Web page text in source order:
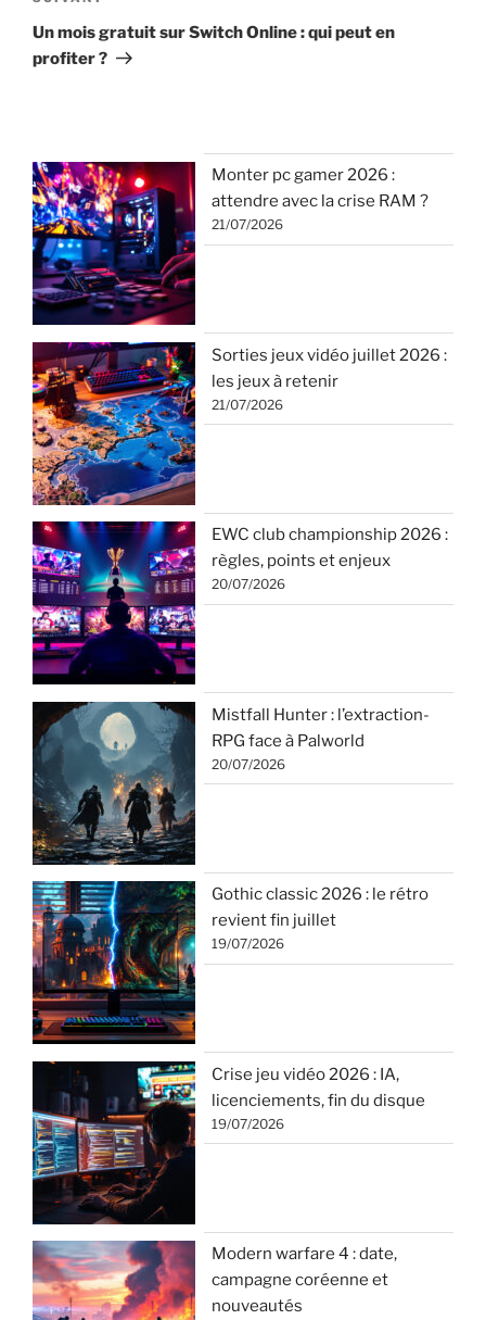
suivant
Un mois gratuit sur Switch Online : qui peut en
profiter ?
Monter pc gamer 2026 :
attendre avec la crise RAM ?
21/07/2026
Sorties jeux vidéo juillet 2026 :
les jeux à retenir
21/07/2026
EWC club championship 2026 :
règles, points et enjeux
20/07/2026
Mistfall Hunter : l’extraction-
RPG face à Palworld
20/07/2026
Gothic classic 2026 : le rétro
revient fin juillet
19/07/2026
Crise jeu vidéo 2026 : IA,
licenciements, fin du disque
19/07/2026
Modern warfare 4 : date,
campagne coréenne et
nouveautés